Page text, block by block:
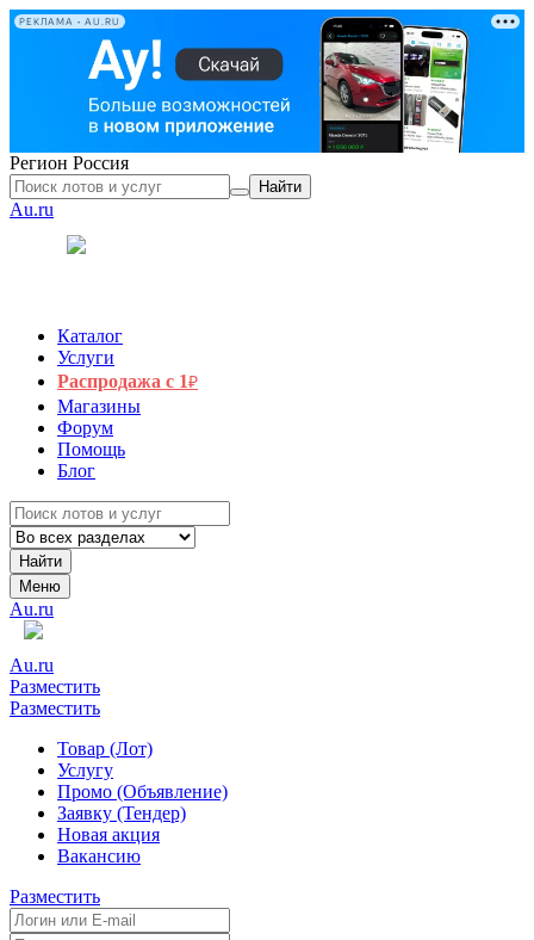
РЕКЛАМА • AU.RU
Регион Россия
Найти
Au.ru
Каталог
Услуги
Распродажа с 1₽
Магазины
Форум
Помощь
Блог
Найти
Меню
Au.ru
Au.ru
Разместить
Разместить
Товар (Лот)
Услугу
Промо (Объявление)
Заявку (Тендер)
Новая акция
Вакансию
Разместить